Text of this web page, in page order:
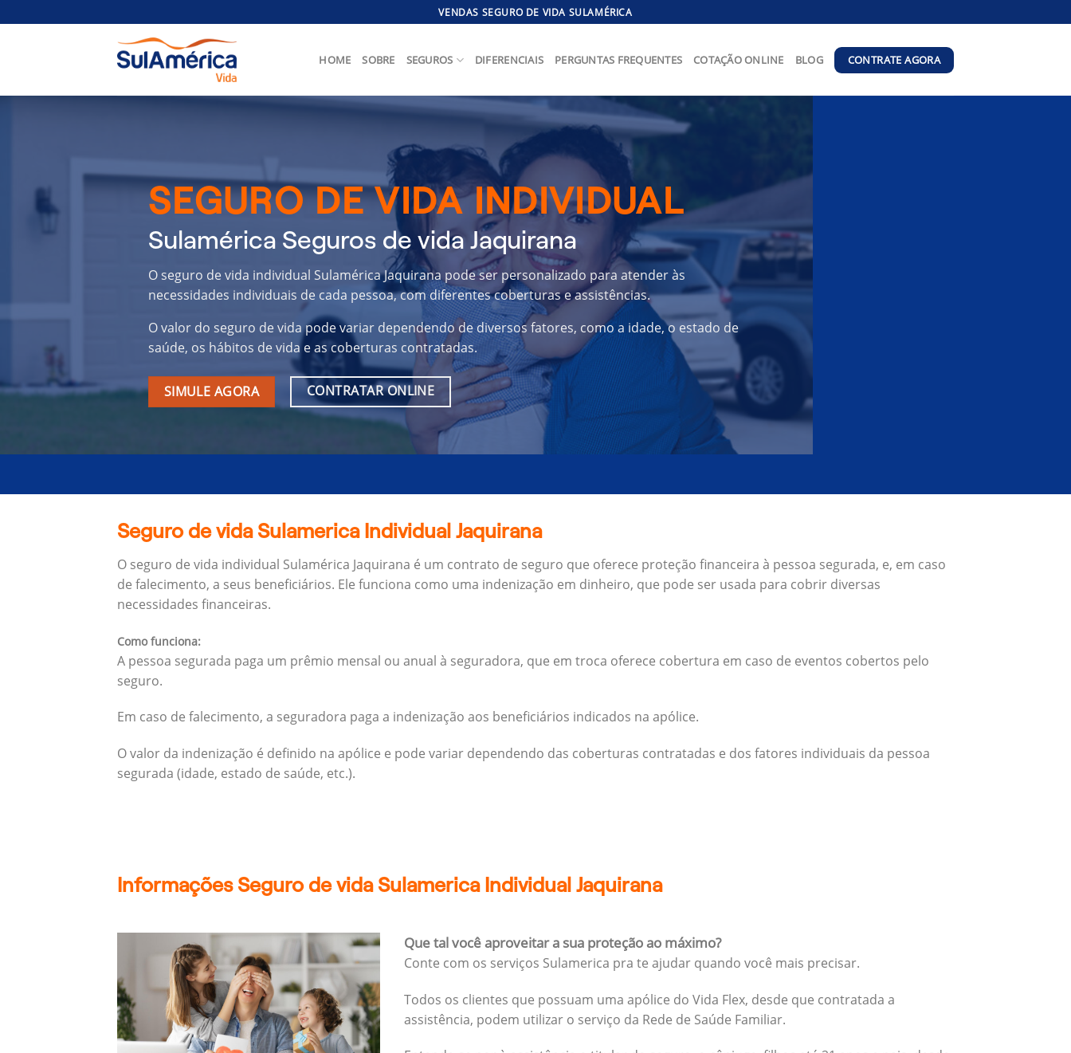
to
VENDAS SEGURO DE VIDA SULAMÉRICA
HOME SOBRE SEGUROS DIFERENCIAIS PERGUNTAS FREQUENTES COTAÇÃO ONLINE BLOG CONTRATE AGORA
SEGURO DE VIDA INDIVIDUAL
Sulamérica Seguros de vida Jaquirana
O seguro de vida individual Sulamérica Jaquirana pode ser personalizado para atender às
necessidades individuais de cada pessoa, com diferentes coberturas e assistências.
O valor do seguro de vida pode variar dependendo de diversos fatores, como a idade, o estado de
saúde, os hábitos de vida e as coberturas contratadas.
SIMULE AGORA CONTRATAR ONLINE
Seguro de vida Sulamerica Individual Jaquirana
O seguro de vida individual Sulamérica Jaquirana é um contrato de seguro que oferece proteção financeira à pessoa segurada, e, em caso
de falecimento, a seus beneficiários. Ele funciona como uma indenização em dinheiro, que pode ser usada para cobrir diversas
necessidades financeiras.
Como funciona:
A pessoa segurada paga um prêmio mensal ou anual à seguradora, que em troca oferece cobertura em caso de eventos cobertos pelo
seguro.
Em caso de falecimento, a seguradora paga a indenização aos beneficiários indicados na apólice.
O valor da indenização é definido na apólice e pode variar dependendo das coberturas contratadas e dos fatores individuais da pessoa
segurada (idade, estado de saúde, etc.).
Informações Seguro de vida Sulamerica Individual Jaquirana
Que tal você aproveitar a sua proteção ao máximo?
Conte com os serviços Sulamerica pra te ajudar quando você mais precisar.
Todos os clientes que possuam uma apólice do Vida Flex, desde que contratada a
assistência, podem utilizar o serviço da Rede de Saúde Familiar.